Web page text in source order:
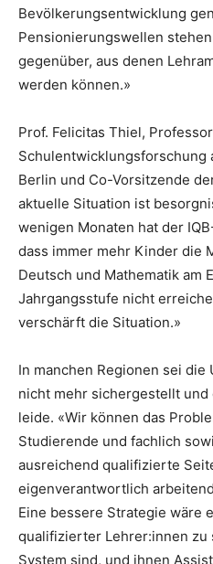
Bevölkerungsentwicklung
Pensionierungswellen
gegenüber, aus denen
werden können.»
Prof. Felicitas Thiel,
Schulentwicklungsforschung
Berlin und Co-Vorsitzende
aktuelle Situation ist
wenigen Monaten hat der
dass immer mehr Kinder die
Deutsch und Mathematik am
Jahrgangsstufe nicht
verschärft die Situation.»
In manchen Regionen sei
nicht mehr sichergestellt
leide. «Wir können das
Studierende und fachlich
ausreichend qualifizierte
eigenverantwortlich
Eine bessere Strategie wäre
qualifizierter Lehrer:innen zu
System sind, und ihnen